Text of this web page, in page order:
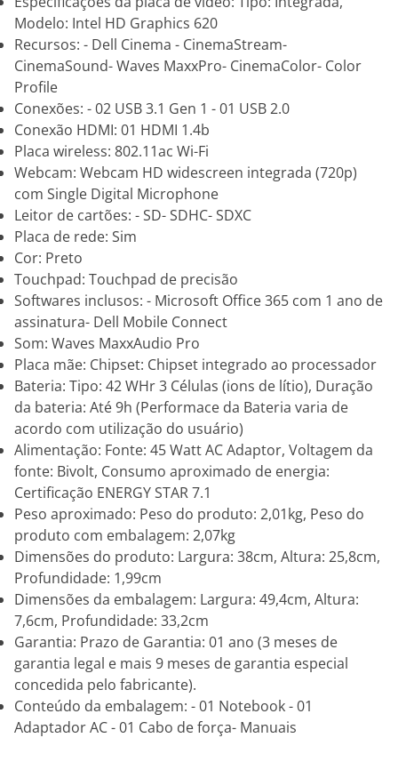
Modelo: Intel HD Graphics 620
Recursos: - Dell Cinema - CinemaStream-
CinemaSound- Waves MaxxPro- CinemaColor- Color
Profile
Conexões: - 02 USB 3.1 Gen 1 - 01 USB 2.0
Conexão HDMI: 01 HDMI 1.4b
Placa wireless: 802.11ac Wi-Fi
Webcam: Webcam HD widescreen integrada (720p)
com Single Digital Microphone
Leitor de cartões: - SD- SDHC- SDXC
Placa de rede: Sim
Cor: Preto
Touchpad: Touchpad de precisão
Softwares inclusos: - Microsoft Office 365 com 1 ano de
assinatura- Dell Mobile Connect
Som: Waves MaxxAudio Pro
Placa mãe: Chipset: Chipset integrado ao processador
Bateria: Tipo: 42 WHr 3 Células (ions de lítio), Duração
da bateria: Até 9h (Performace da Bateria varia de
acordo com utilização do usuário)
Alimentação: Fonte: 45 Watt AC Adaptor, Voltagem da
fonte: Bivolt, Consumo aproximado de energia:
Certificação ENERGY STAR 7.1
Peso aproximado: Peso do produto: 2,01kg, Peso do
produto com embalagem: 2,07kg
Dimensões do produto: Largura: 38cm, Altura: 25,8cm,
Profundidade: 1,99cm
Dimensões da embalagem: Largura: 49,4cm, Altura:
7,6cm, Profundidade: 33,2cm
Garantia: Prazo de Garantia: 01 ano (3 meses de
garantia legal e mais 9 meses de garantia especial
concedida pelo fabricante).
Conteúdo da embalagem: - 01 Notebook - 01
Adaptador AC - 01 Cabo de força- Manuais